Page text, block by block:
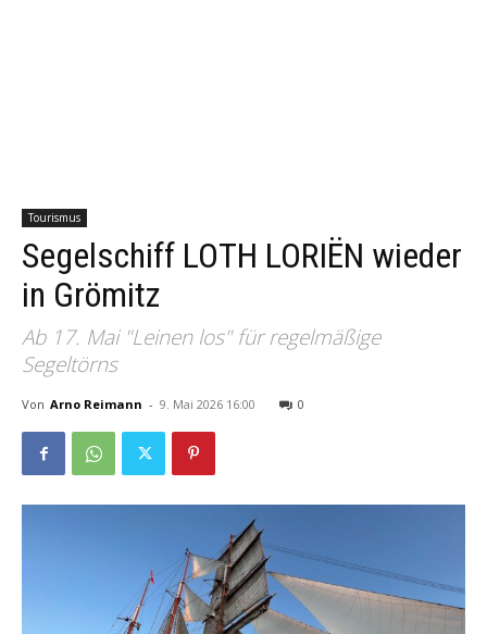
Tourismus
Segelschiff LOTH LORIËN wieder
in Grömitz
Ab 17. Mai "Leinen los" für regelmäßige
Segeltörns
Von Arno Reimann - 9. Mai 2026 16:00 0